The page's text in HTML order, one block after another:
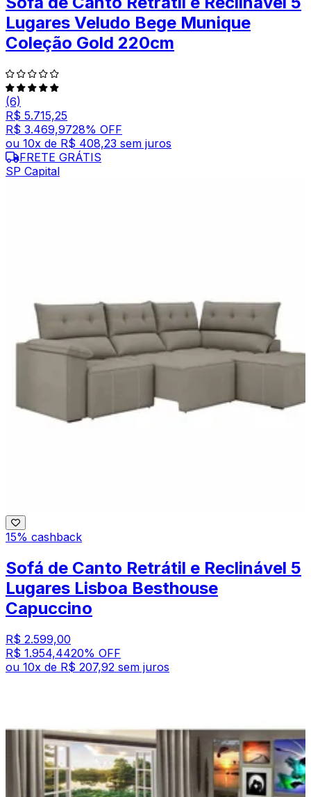
Lugares Veludo Bege Munique
Coleção Gold 220cm
(6)
R$ 5.715,25
R$ 3.469,9728% OFF
ou 10x de R$ 408,23 sem juros
FRETE GRÁTIS
SP Capital
15% cashback
Sofá de Canto Retrátil e Reclinável 5
Lugares Lisboa Besthouse
Capuccino
R$ 2.599,00
R$ 1.954,4420% OFF
ou 10x de R$ 207,92 sem juros